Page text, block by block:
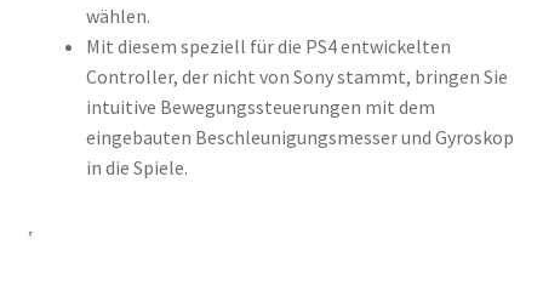
wählen.
Mit diesem speziell für die PS4 entwickelten
Controller, der nicht von Sony stammt, bringen Sie
intuitive Bewegungssteuerungen mit dem
eingebauten Beschleunigungsmesser und Gyroskop
in die Spiele.